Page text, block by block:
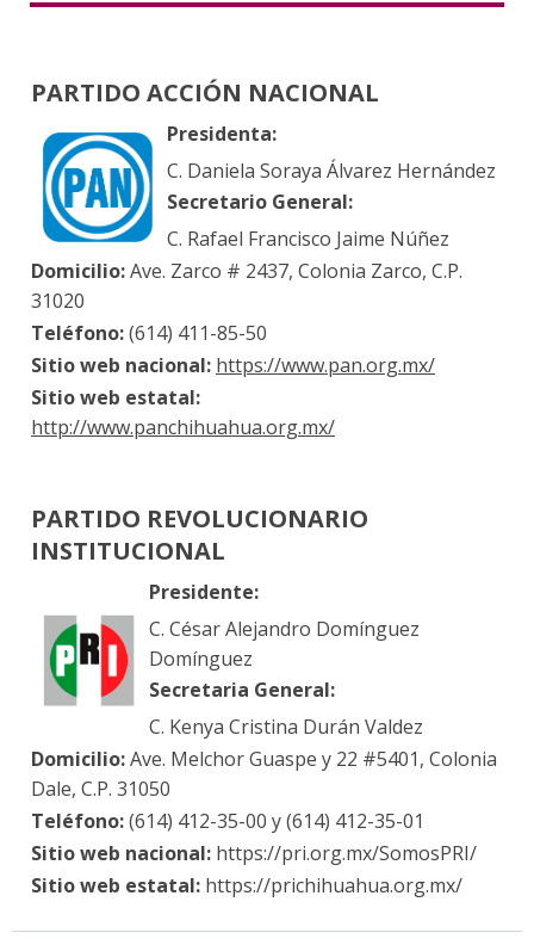
PARTIDO ACCIÓN NACIONAL
Presidenta:
C. Daniela Soraya Álvarez Hernández
Secretario General:
C. Rafael Francisco Jaime Núñez
Domicilio:Ave. Zarco # 2437, Colonia Zarco, C.P.
31020
Teléfono:(614) 411-85-50
Sitio web nacional: https://www.pan.org.mx/
Sitio web estatal:
http://www.panchihuahua.org.mx/
PARTIDO REVOLUCIONARIO
INSTITUCIONAL
Presidente:
C. César Alejandro Domínguez
Domínguez
Secretaria General:
C. Kenya Cristina Durán Valdez
Domicilio:Ave. Melchor Guaspe y 22 #5401, Colonia
Dale, C.P. 31050
Teléfono:(614) 412-35-00 y (614) 412-35-01
Sitio web nacional: https://pri.org.mx/SomosPRI/
Sitio web estatal: https://prichihuahua.org.mx/